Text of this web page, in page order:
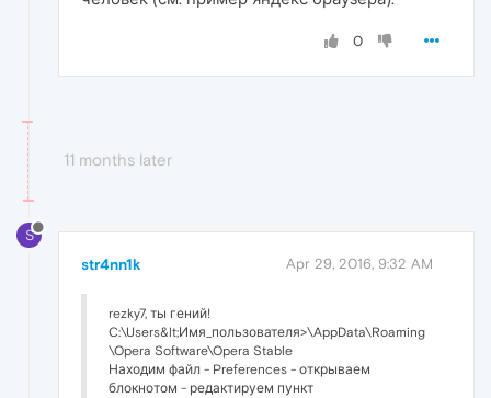
0
11 months later
S
str4nn1k Apr 29, 2016, 9:32 AM
rezky7, ты гений!
C:\Users&lt;Имя_пользователя>\AppData\Roaming
\Opera Software\Opera Stable
Находим файл - Preferences - открываем
блокнотом - редактируем пункт